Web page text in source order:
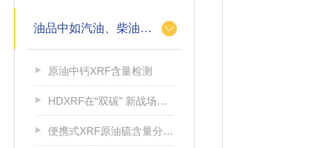
油品中如汽油、柴油等样品中的硫、氯、硅、磷的快速分析
原油中钙XRF含量检测
HDXRF在“双碳” 新战场绿色甲醇检测中的应用
便携式XRF原油硫含量分析仪